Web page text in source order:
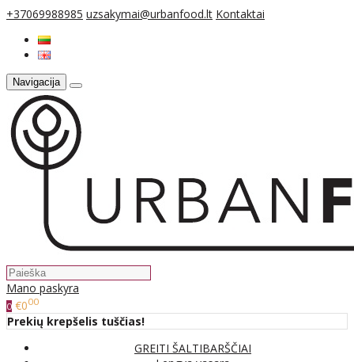
+37069988985 uzsakymai@urbanfood.lt Kontaktai
Navigacija
Mano paskyra
0 €000
Prekių krepšelis tuščias!
GREITI ŠALTIBARŠČIAI